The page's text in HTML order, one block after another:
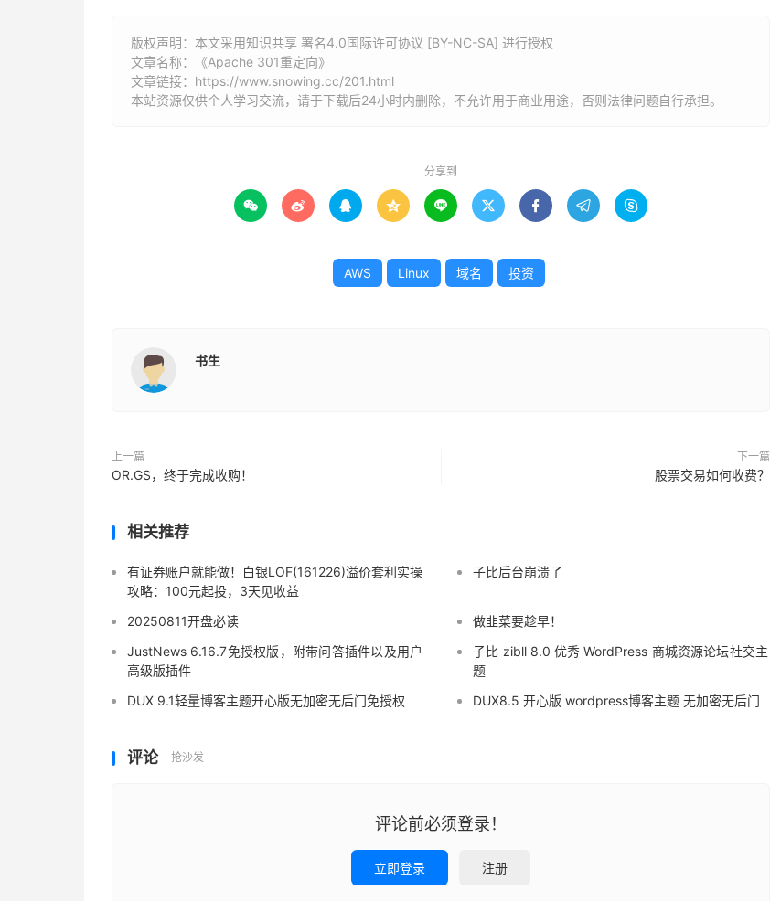
版权声明：本文采用知识共享 署名4.0国际许可协议 [BY-NC-SA] 进行授权
文章名称：《Apache 301重定向》
文章链接： https://www.snowing.cc/201.html
本站资源仅供个人学习交流，请于下载后24小时内删除，不允许用于商业用途，否则法律问题自行承担。
分享到
        
AWS Linux 域名 投资
书生
上一篇
OR.GS，终于完成收购！
下一篇
股票交易如何收费？
相关推荐
有证券账户就能做！白银LOF(161226)溢价套利实操
攻略：100元起投，3天见收益
子比后台崩溃了
20250811开盘必读
做韭菜要趁早！
JustNews 6.16.7免授权版，附带问答插件以及用户
高级版插件
子比 zibll 8.0 优秀 WordPress 商城资源论坛社交主
题
DUX 9.1轻量博客主题开心版无加密无后门免授权
DUX8.5 开心版 wordpress博客主题 无加密无后门
评论 抢沙发
评论前必须登录！
立即登录 注册